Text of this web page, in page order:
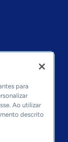
para
Ao utilizar
descrito